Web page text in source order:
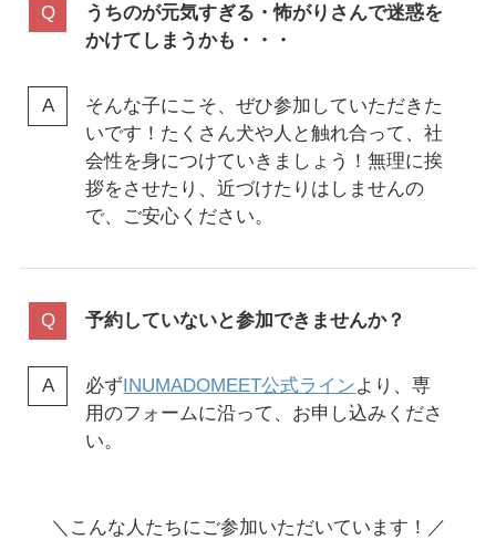
うちのが元気すぎる・怖がりさんで迷惑を
かけてしまうかも・・・
そんな子にこそ、ぜひ参加していただきた
いです！たくさん犬や人と触れ合って、社
会性を身につけていきましょう！無理に挨
拶をさせたり、近づけたりはしませんの
で、ご安心ください。
予約していないと参加できませんか？
必ずINUMADOMEET公式ラインより、専
用のフォームに沿って、お申し込みくださ
い。
＼こんな人たちにご参加いただいています！／